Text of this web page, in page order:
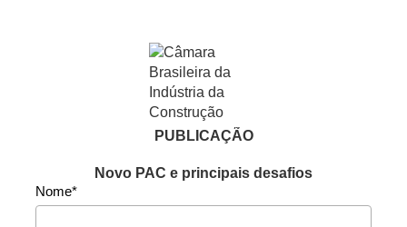
PUBLICAÇÃO
Novo PAC e principais desafios
Nome*